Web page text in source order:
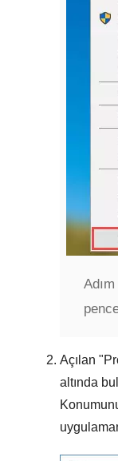
Açılan "
altında